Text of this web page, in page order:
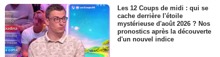
Les 12 Coups de midi : qui se
cache derrière l'étoile
mystérieuse d'août 2026 ? Nos
pronostics après la découverte
d'un nouvel indice